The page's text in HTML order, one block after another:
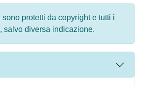
sono protetti da copyright e tutti i
salvo diversa indicazione.